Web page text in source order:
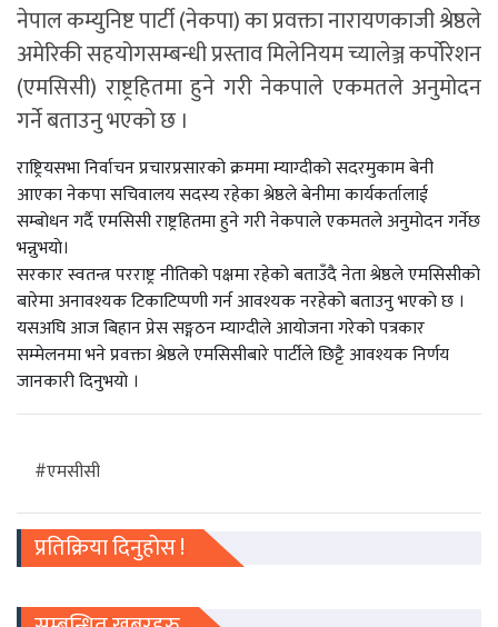
नेपाल कम्युनिष्ट पार्टी (नेकपा) का प्रवक्ता नारायणकाजी श्रेष्ठले
अमेरिकी सहयोगसम्बन्धी प्रस्ताव मिलेनियम च्यालेञ्ज कर्पोरेशन
(एमसिसी) राष्ट्रहितमा हुने गरी नेकपाले एकमतले अनुमोदन
गर्ने बताउनु भएकाे छ ।
राष्ट्रियसभा निर्वाचन प्रचारप्रसारको क्रममा म्याग्दीको सदरमुकाम बेनी
आएका नेकपा सचिवालय सदस्य रहेका श्रेष्ठले बेनीमा कार्यकर्तालाई
सम्बोधन गर्दै एमसिसी राष्ट्रहितमा हुने गरी नेकपाले एकमतले अनुमोदन गर्नेछ
भन्नुभयाे।
सरकार स्वतन्त्र परराष्ट्र नीतिको पक्षमा रहेको बताउँदै नेता श्रेष्ठले एमसिसीको
बारेमा अनावश्यक टिकाटिप्पणी गर्न आवश्यक नरहेको बताउनु भएकाे छ ।
यसअघि आज बिहान प्रेस सङ्गठन म्याग्दीले आयोजना गरेको पत्रकार
सम्मेलनमा भने प्रवक्ता श्रेष्ठले एमसिसीबारे पार्टीले छिट्टै आवश्यक निर्णय
जानकारी दिनुभयाे ।
#एमसीसी
प्रतिक्रिया दिनुहोस !